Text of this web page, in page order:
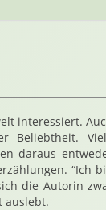
interessiert.
Beliebtheit.
daraus
“Ich
die Autorin
auslebt.